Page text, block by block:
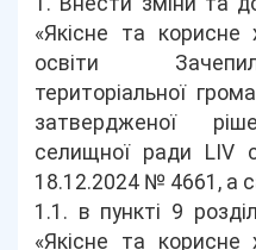
«Якісне та корисне
освіти
територіальної
затвердженої
селищної ради LIV
18.12.2024 № 4661, а
1.1. в пункті 9
«Якісне та корисне